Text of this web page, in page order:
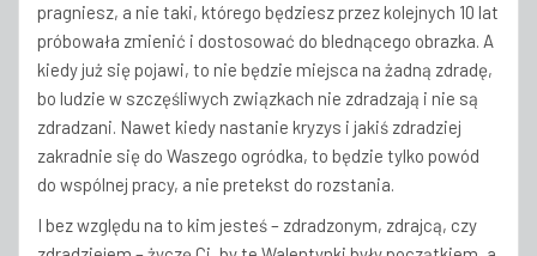
pragniesz, a nie taki, którego będziesz przez kolejnych 10 lat
próbowała zmienić i dostosować do blednącego obrazka. A
kiedy już się pojawi, to nie będzie miejsca na żadną zdradę,
bo ludzie w szczęśliwych związkach nie zdradzają i nie są
zdradzani. Nawet kiedy nastanie kryzys i jakiś zdradziej
zakradnie się do Waszego ogródka, to będzie tylko powód
do wspólnej pracy, a nie pretekst do rozstania.
I bez względu na to kim jesteś – zdradzonym, zdrajcą, czy